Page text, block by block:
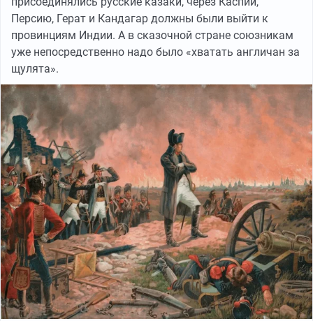
Персию, Герат и Кандагар должны были выйти к
провинциям Индии. А в сказочной стране союзникам
уже непосредственно надо было «хватать англичан за
щулята».